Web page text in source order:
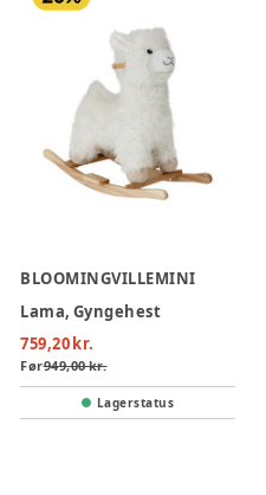
BLOOMINGVILLEMINI
Lama, Gyngehest
759,20 kr.
Før949,00 kr.
Lagerstatus